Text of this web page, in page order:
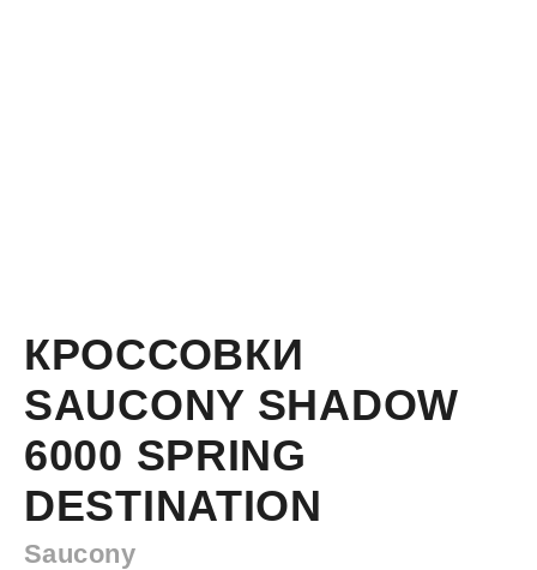
КРОССОВКИ
SAUCONY SHADOW
6000 SPRING
DESTINATION
Saucony